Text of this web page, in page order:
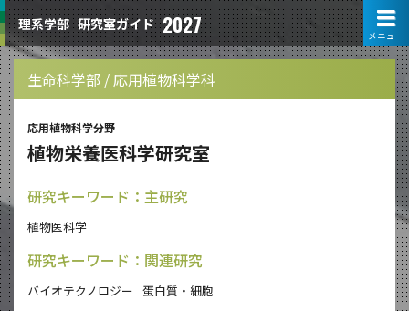
理系学部 研究室ガイド 2027
生命科学部 / 応用植物科学科
応用植物科学分野
植物栄養医科学研究室
研究キーワード：主研究
植物医科学
研究キーワード：関連研究
バイオテクノロジー 蛋白質・細胞
メニュー